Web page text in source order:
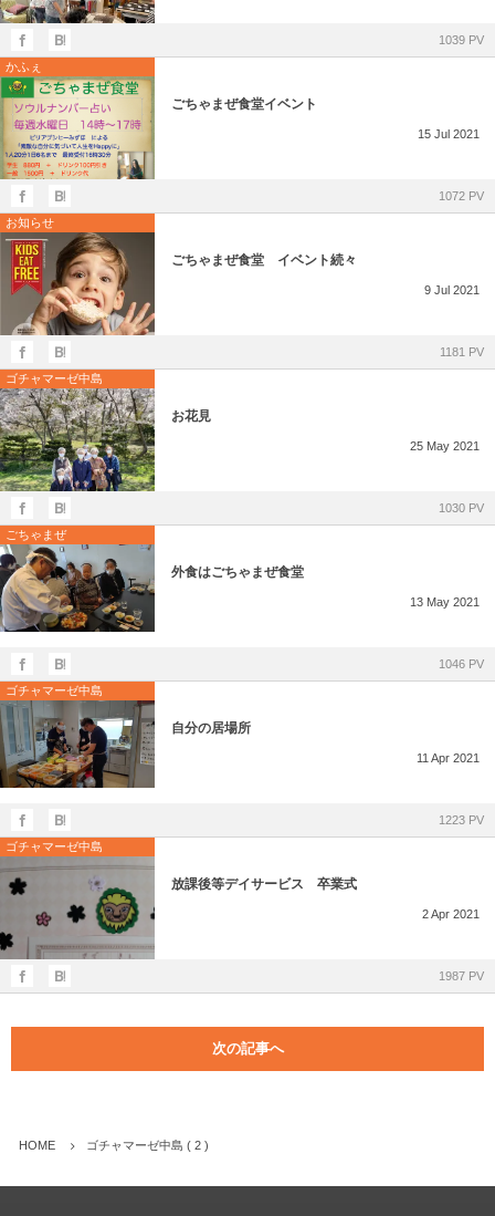
1039 PV
かふぇ
ごちゃまぜ食堂イベント
15 Jul 2021
1072 PV
お知らせ
ごちゃまぜ食堂 イベント続々
9 Jul 2021
1181 PV
ゴチャマーゼ中島
お花見
25 May 2021
1030 PV
ごちゃまぜ
外食はごちゃまぜ食堂
13 May 2021
1046 PV
ゴチャマーゼ中島
自分の居場所
11 Apr 2021
1223 PV
ゴチャマーゼ中島
放課後等デイサービス 卒業式
2Apr 2021
1987 PV
次の記事へ
HOME ゴチャマーゼ中島 ( 2 )